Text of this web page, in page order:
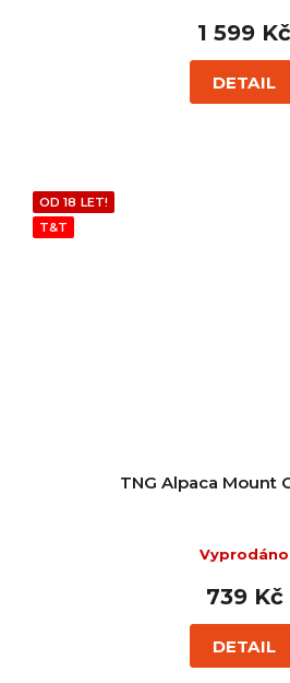
1 599 Kč
DETAIL
OD 18 LET!
T&T
TNG Alpaca Mount
Vyprodáno
739 Kč
DETAIL